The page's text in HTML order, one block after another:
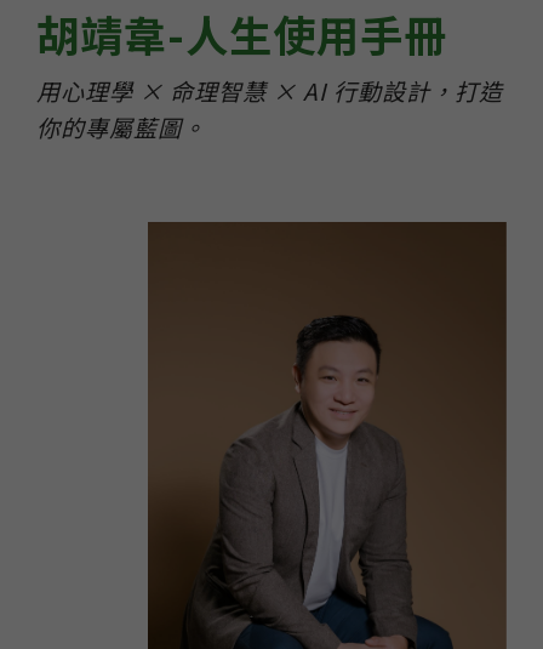
胡靖韋-人生使用手冊
用心理學 × 命理智慧 × AI 行動設計，打造
你的專屬藍圖。